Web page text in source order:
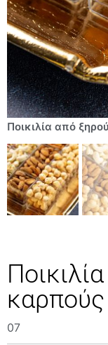
Ποικιλία από
καρπούς
07